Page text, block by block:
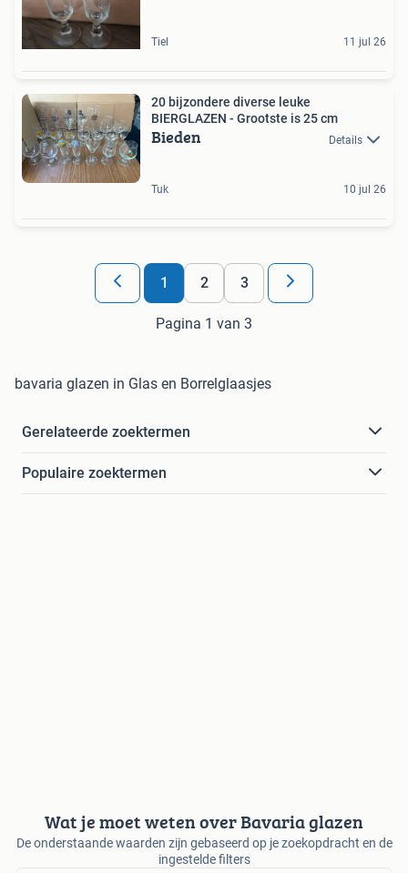
Tiel 11 jul 26
20 bijzondere diverse leuke
BIERGLAZEN - Grootste is 25 cm
Bieden Details
Tuk 10 jul 26
1 2 3
Pagina 1 van 3
bavaria glazen in Glas en Borrelglaasjes
Gerelateerde zoektermen
Populaire zoektermen
Wat je moet weten over Bavaria glazen
De onderstaande waarden zijn gebaseerd op je zoekopdracht en de
ingestelde filters